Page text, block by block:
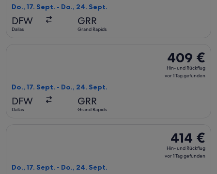
Do., 17. Sept. - Do., 24. Sept.
DFW
Dallas
GRR
Grand Rapids
409 €
Hin-
und
409 €
Hin- und Rückflug
vor 1 Tag gefunden
Do., 17. Sept. - Do., 24. Sept.
DFW
Dallas
GRR
Grand Rapids
414 €
Hin-
und
414 €
Hin- und Rückflug
vor 1 Tag gefunden
Do., 17. Sept. - Do., 24. Sept.